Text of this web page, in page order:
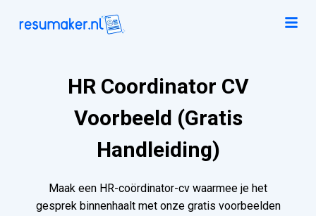
HR Coordinator CV
Voorbeeld (Gratis
Handleiding)
Maak een HR-coördinator-cv waarmee je het
gesprek binnenhaalt met onze gratis voorbeelden